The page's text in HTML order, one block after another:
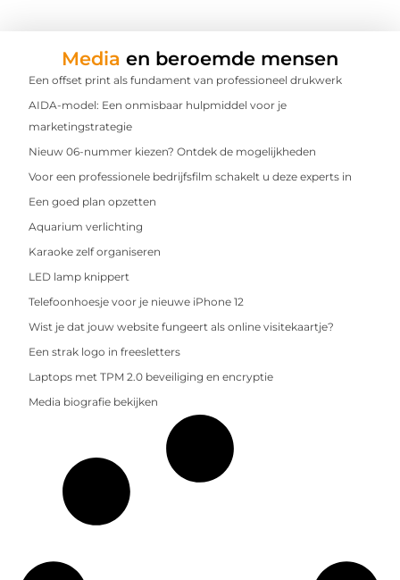
Media en beroemde mensen
Een offset print als fundament van professioneel drukwerk
AIDA-model: Een onmisbaar hulpmiddel voor je
marketingstrategie
Nieuw 06-nummer kiezen? Ontdek de mogelijkheden
Voor een professionele bedrijfsfilm schakelt u deze experts in
Een goed plan opzetten
Aquarium verlichting
Karaoke zelf organiseren
LED lamp knippert
Telefoonhoesje voor je nieuwe iPhone 12
Wist je dat jouw website fungeert als online visitekaartje?
Een strak logo in freesletters
Laptops met TPM 2.0 beveiliging en encryptie
Media biografie bekijken